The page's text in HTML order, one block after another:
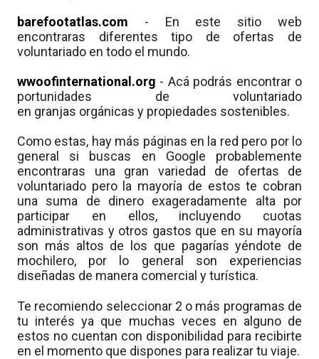
barefootatlas.com - En este sitio web
encontraras diferentes tipo de ofertas de
voluntariado en todo el mundo.
wwoofinternational.org - Acá podrás encontrar o
portunidades de voluntariado
en granjas orgánicas y propiedades sostenibles.
Como estas, hay más páginas en la red pero por lo
general si buscas en Google probablemente
encontraras una gran variedad de ofertas de
voluntariado pero la mayoría de estos te cobran
una suma de dinero exageradamente alta por
participar en ellos, incluyendo cuotas
administrativas y otros gastos que en su mayoría
son más altos de los que pagarías yéndote de
mochilero, por lo general son experiencias
diseñadas de manera comercial y turística.
Te recomiendo seleccionar 2 o más programas de
tu interés ya que muchas veces en alguno de
estos no cuentan con disponibilidad para recibirte
en el momento que dispones para realizar tu viaje.